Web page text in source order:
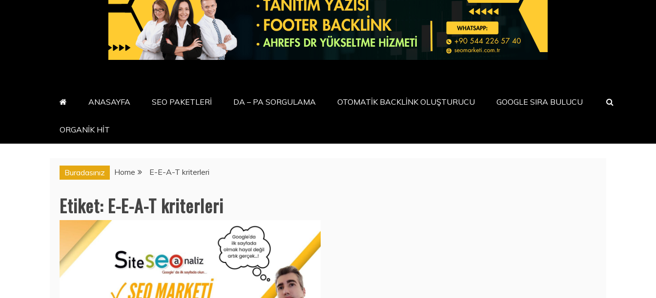
ANASAYFA SEO PAKETLERİ DA – PA SORGULAMA OTOMATİK BACKLİNK OLUŞTURUCU GOOGLE SIRA BULUCU
ORGANİK HİT
Buradasınız Home E-E-A-T kriterleri
Etiket: E-E-A-T kriterleri